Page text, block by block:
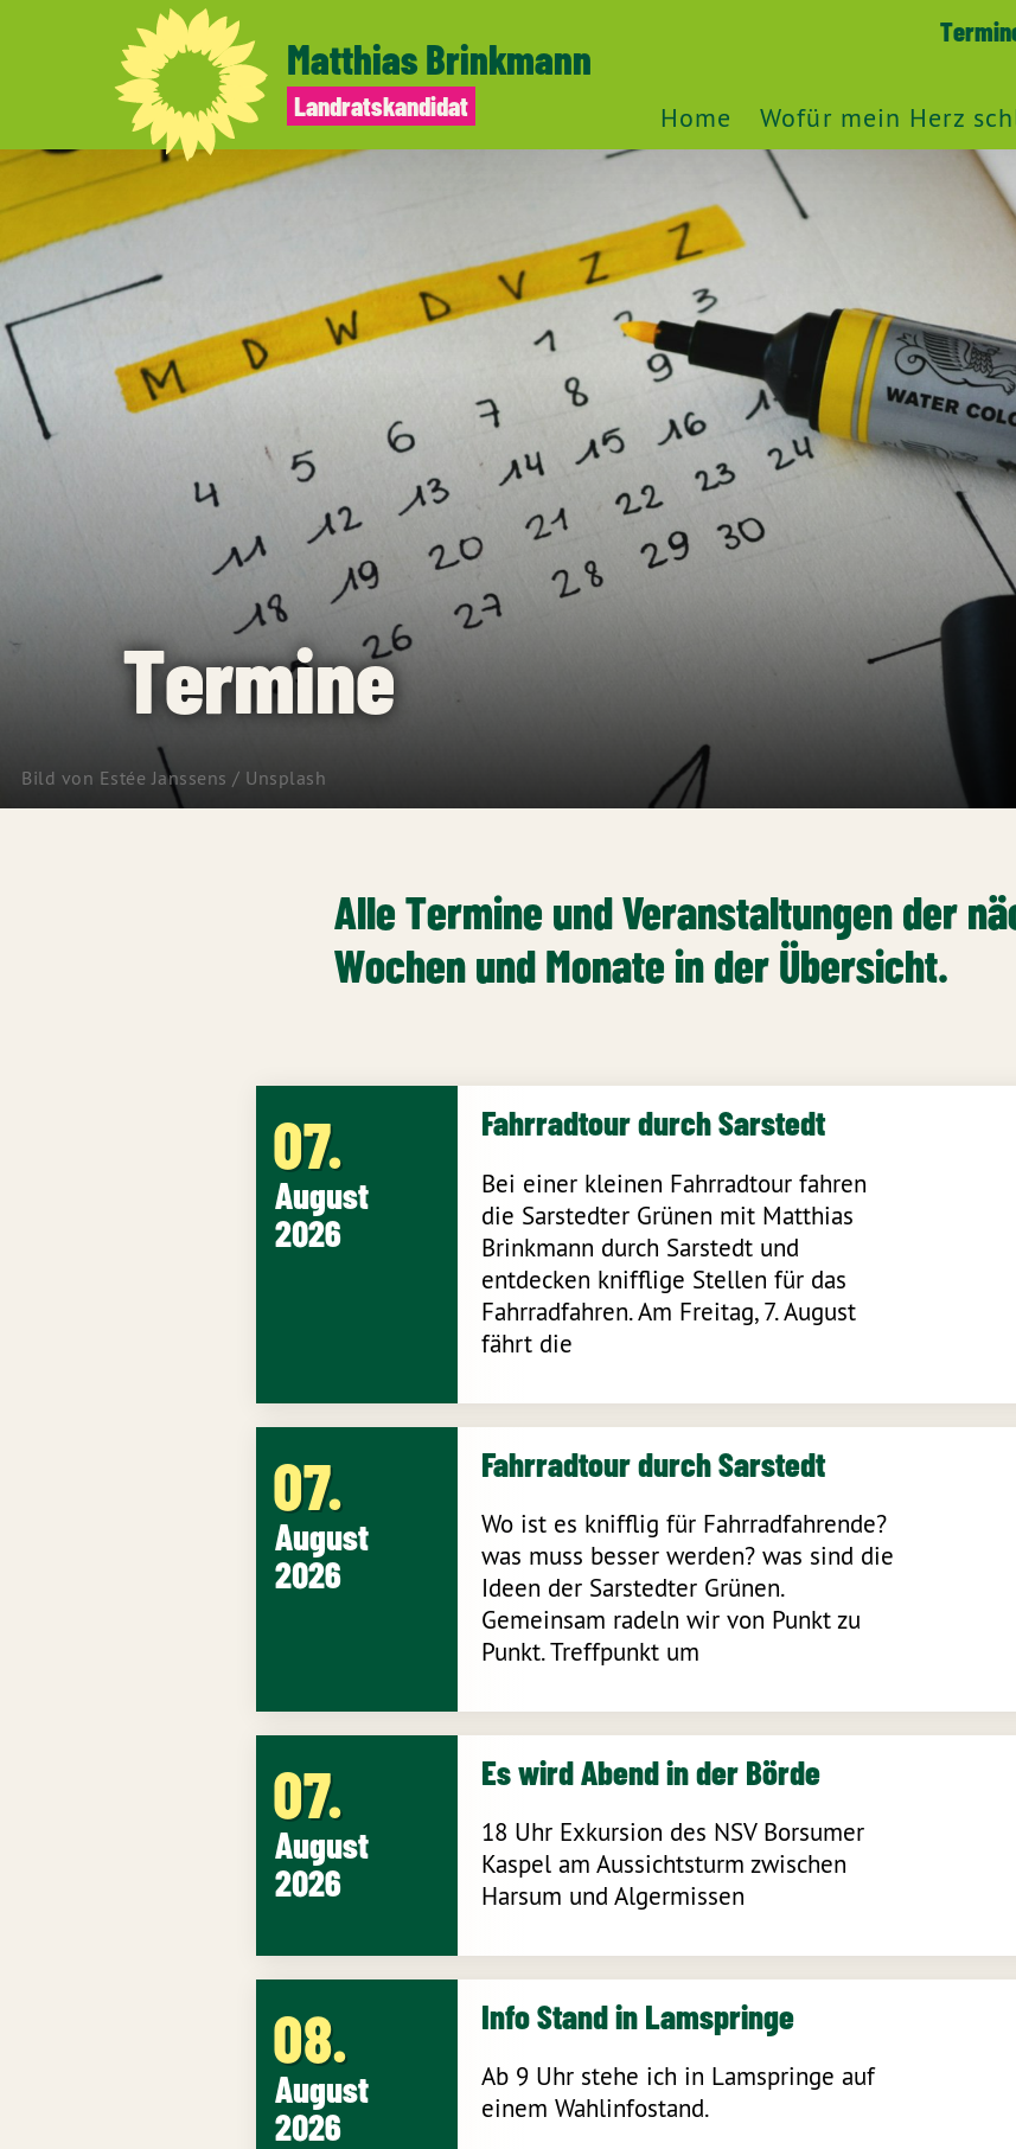
MatthiasBrinkmann
Landratskandidat Home Wofür mein Herz
Bild von Estée Janssens / Unsplash
Termine
Alle Termine und Veranstaltungen der
Wochen und Monate in der Übersicht.
07
August
2026
Fahrradtour durch Sarstedt
Bei einer kleinen Fahrradtour fahren
die Sarstedter Grünen mit Matthias
Brinkmann durch Sarstedt und
entdecken knifflige Stellen für das
Fahrradfahren. Am Freitag, 7. August
fährt die
07
August
2026
Fahrradtour durch Sarstedt
Wo ist es knifflig für Fahrradfahrende?
was muss besser werden? was sind die
Ideen der Sarstedter Grünen.
Gemeinsam radeln wir von Punkt zu
Punkt. Treffpunkt um
07
August
2026
Es wird Abend in der Börde
18 Uhr Exkursion des NSV Borsumer
Kaspel am Aussichtsturm zwischen
Harsum und Algermissen
08
August
2026
Info Stand in Lamspringe
Ab 9 Uhr stehe ich in Lamspringe auf
einem Wahlinfostand.